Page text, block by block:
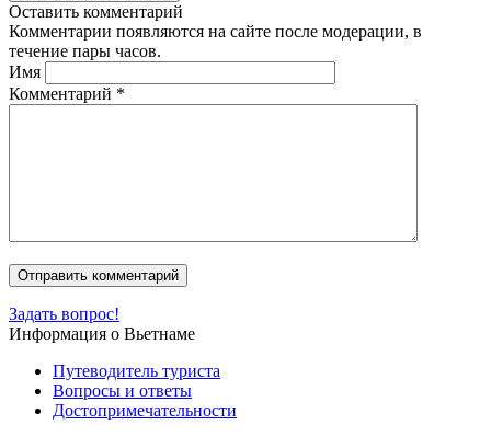
Оставить комментарий
Комментарии появляются на сайте после модерации, в
течение пары часов.
Имя
Комментарий *
Задать вопрос!
Информация о Вьетнаме
Путеводитель туриста
Вопросы и ответы
Достопримечательности